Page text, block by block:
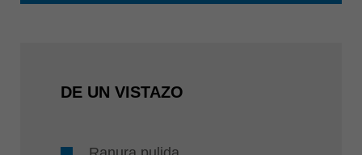
DE UN VISTAZO